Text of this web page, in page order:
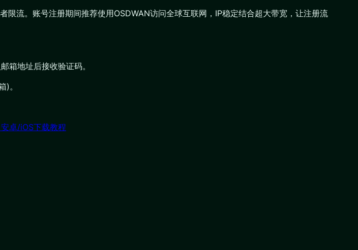
流。账号注册期间推荐使用OSDWAN访问全球互联网，IP稳定结合超大带宽，让注册流
箱地址后接收验证码。
。
卓/iOS下载教程